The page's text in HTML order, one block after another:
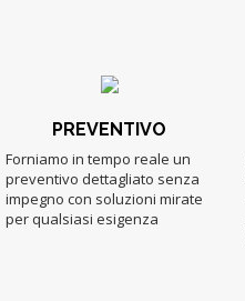
PREVENTIVO
Forniamo in tempo reale un
preventivo dettagliato senza
impegno con soluzioni mirate
per qualsiasi esigenza